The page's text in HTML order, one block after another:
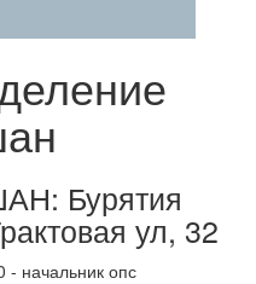
Бурятия
ул, 32
начальник опс